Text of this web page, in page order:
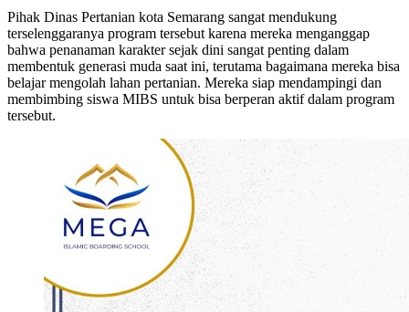
Pihak Dinas Pertanian kota Semarang sangat mendukung
terselenggaranya program tersebut karena mereka menganggap
bahwa penanaman karakter sejak dini sangat penting dalam
membentuk generasi muda saat ini, terutama bagaimana mereka bisa
belajar mengolah lahan pertanian. Mereka siap mendampingi dan
membimbing siswa MIBS untuk bisa berperan aktif dalam program
tersebut.